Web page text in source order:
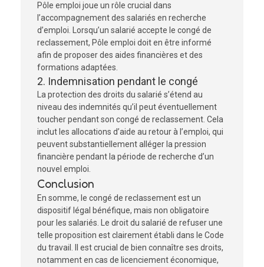
Pôle emploi joue un rôle crucial dans
l’accompagnement des salariés en recherche
d’emploi. Lorsqu’un salarié accepte le congé de
reclassement, Pôle emploi doit en être informé
afin de proposer des aides financières et des
formations adaptées.
2. Indemnisation pendant le congé
La protection des droits du salarié s’étend au
niveau des indemnités qu’il peut éventuellement
toucher pendant son congé de reclassement. Cela
inclut les allocations d’aide au retour à l’emploi, qui
peuvent substantiellement alléger la pression
financière pendant la période de recherche d’un
nouvel emploi.
Conclusion
En somme, le congé de reclassement est un
dispositif légal bénéfique, mais non obligatoire
pour les salariés. Le droit du salarié de refuser une
telle proposition est clairement établi dans le Code
du travail. Il est crucial de bien connaître ses droits,
notamment en cas de licenciement économique,